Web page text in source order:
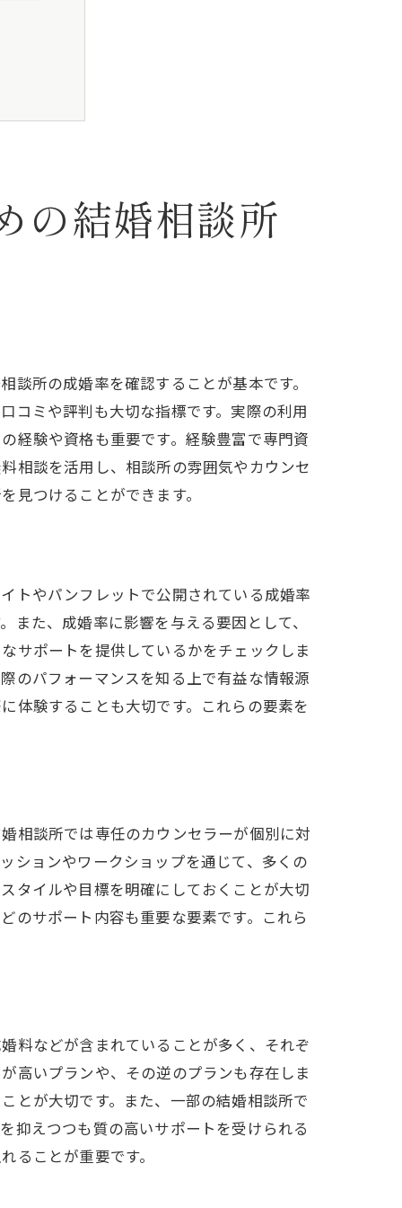
ポット
の結婚相談所
所の成婚率を確認することが基本です。
コミや評判も大切な指標です。実際の利用
経験や資格も重要です。経験豊富で専門資
相談を活用し、相談所の雰囲気やカウンセ
見つけることができます。
トやパンフレットで公開されている成婚率
た、成婚率に影響を与える要因として、
サポートを提供しているかをチェックしま
のパフォーマンスを知る上で有益な情報源
体験することも大切です。これらの要素を
相談所では専任のカウンセラーが個別に対
ションやワークショップを通じて、多くの
タイルや目標を明確にしておくことが大切
のサポート内容も重要な要素です。これら
料などが含まれていることが多く、それぞ
高いプランや、その逆のプランも存在しま
とが大切です。また、一部の結婚相談所で
抑えつつも質の高いサポートを受けられる
ることが重要です。